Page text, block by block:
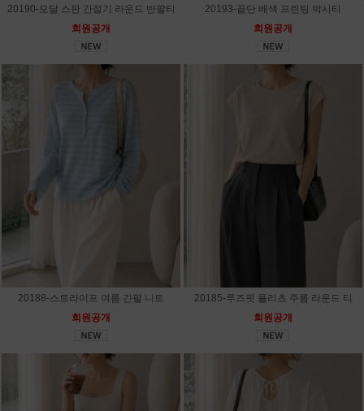
20190-모달 스판 간절기 라운드 반팔티
회원공개
20193-끝단 배색 프린팅 박시티
회원공개
20188-스트라이프 여름 긴팔 니트
회원공개
20185-루즈핏 플리츠 주름 라운드 티
회원공개